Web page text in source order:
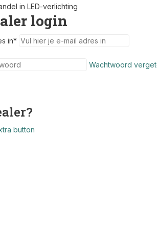
login
in*
Wachtwoord
button